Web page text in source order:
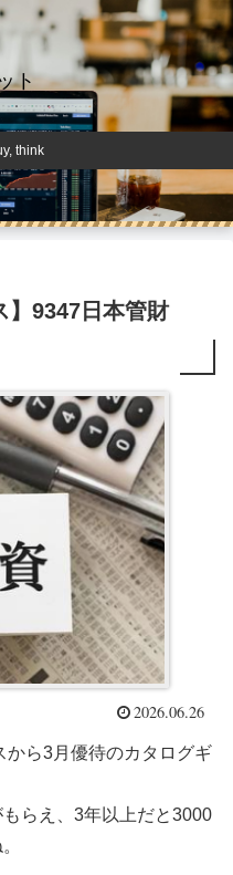
ト
think
】9347日本管財
2026.06.26
ら3月優待のカタログギ
らえ、3年以上だと3000